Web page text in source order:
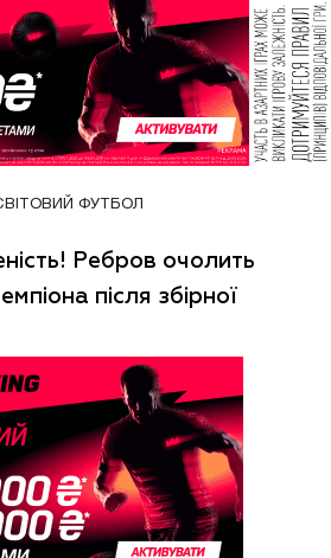
ФУТБОЛ
Ребров очолить
після збірної